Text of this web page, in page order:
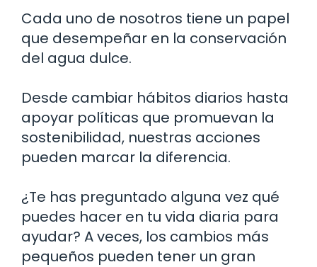
Cada uno de nosotros tiene un papel
que desempeñar en la conservación
del agua dulce.
Desde cambiar hábitos diarios hasta
apoyar políticas que promuevan la
sostenibilidad, nuestras acciones
pueden marcar la diferencia.
¿Te has preguntado alguna vez qué
puedes hacer en tu vida diaria para
ayudar? A veces, los cambios más
pequeños pueden tener un gran